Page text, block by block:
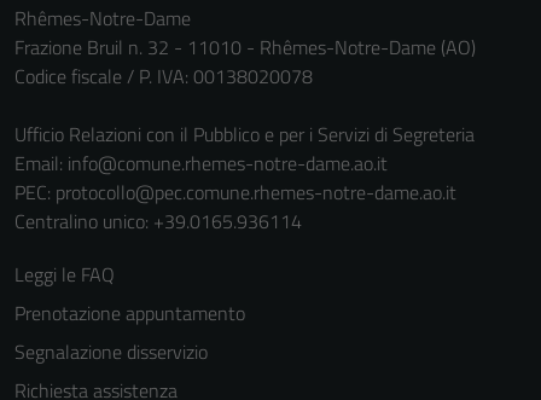
Rhêmes-Notre-Dame
Frazione Bruil n. 32 - 11010 - Rhêmes-Notre-Dame (AO)
Codice fiscale / P. IVA: 00138020078
Ufficio Relazioni con il Pubblico e per i Servizi di Segreteria
Email: info@comune.rhemes-notre-dame.ao.it
PEC: protocollo@pec.comune.rhemes-notre-dame.ao.it
Centralino unico: +39.0165.936114
Leggi le FAQ
Prenotazione appuntamento
Segnalazione disservizio
Richiesta assistenza